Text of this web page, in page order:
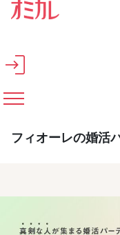
メインコンテンツへスキップ
フィオーレの婚活